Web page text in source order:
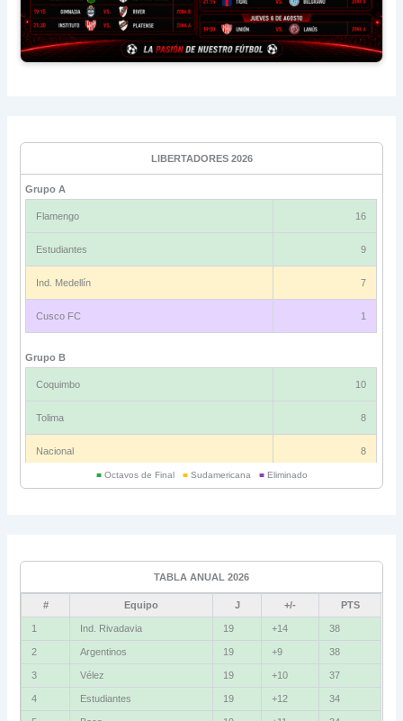
LIBERTADORES 2026
Grupo A
Flamengo 16
Estudiantes 9
Ind. Medellín 7
Cusco FC 1
Grupo B
Coquimbo 10
Tolima 8
Nacional 8
Bolívar 5
La Guaira
Grupo D
■Octavos de Final ■Sudamericana ■Eliminado
TABLA ANUAL 2026
# Equipo J +/- PTS
1 Ind. Rivadavia 19 +14 38
2 Argentinos 19 +9 38
3 Vélez 19 +10 37
4 Estudiantes 19 +12 34